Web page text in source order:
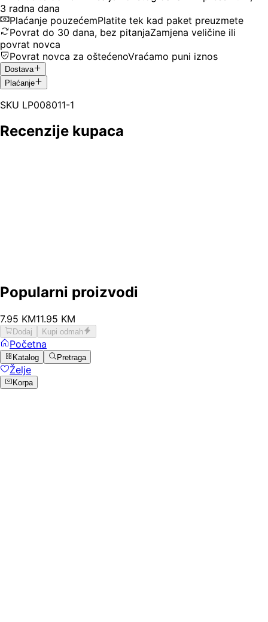
3 radna dana
Plaćanje pouzećemPlatite tek kad paket preuzmete
Povrat do 30 dana, bez pitanjaZamjena veličine ili
povrat novca
Povrat novca za oštećenoVraćamo puni iznos
Dostava
Plaćanje
SKU LP008011-1
Recenzije kupaca
Popularni proizvodi
7.95 KM11.95 KM
Dodaj Kupi odmah
Početna
Katalog Pretraga
Želje
Korpa